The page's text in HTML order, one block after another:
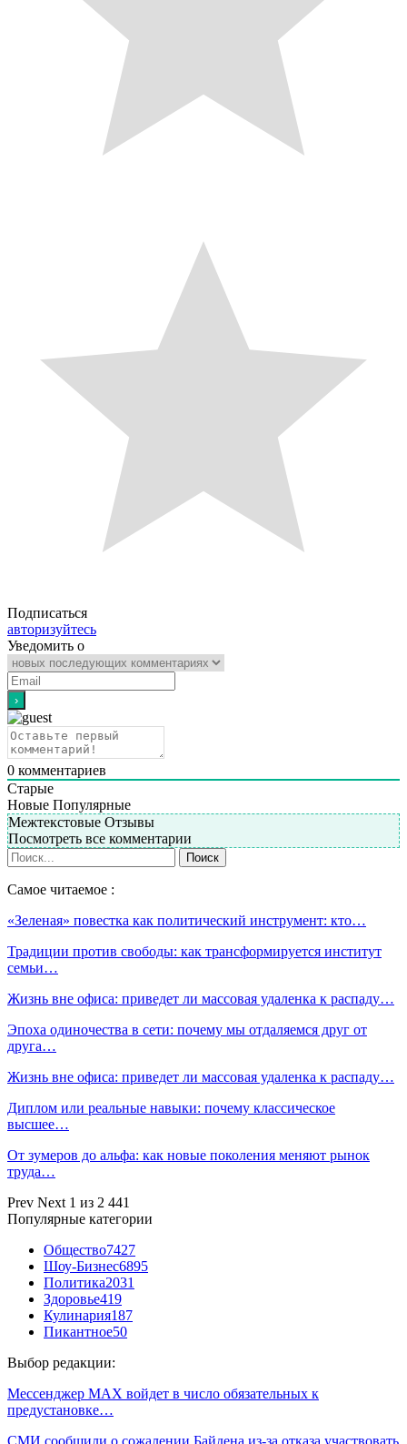
Подписаться
авторизуйтесь
Уведомить о
0 комментариев
Старые
Новые Популярные
Межтекстовые Отзывы
Посмотреть все комментарии
Самое читаемое :
«Зеленая» повестка как политический инструмент: кто…
Традиции против свободы: как трансформируется институт
семьи…
Жизнь вне офиса: приведет ли массовая удаленка к распаду…
Эпоха одиночества в сети: почему мы отдаляемся друг от
друга…
Жизнь вне офиса: приведет ли массовая удаленка к распаду…
Диплом или реальные навыки: почему классическое
высшее…
От зумеров до альфа: как новые поколения меняют рынок
труда…
Prev Next 1 из 2 441
Популярные категории
Общество7427
Шоу-Бизнес6895
Политика2031
Здоровье419
Кулинария187
Пикантное50
Выбор редакции:
Мессенджер MAX войдет в число обязательных к
предустановке…
СМИ сообщили о сожалении Байдена из-за отказа участвовать